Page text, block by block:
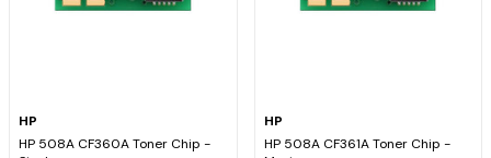
HP
HP 508A CF360A Toner Chip -
HP
HP 508A CF361A Toner Chip -